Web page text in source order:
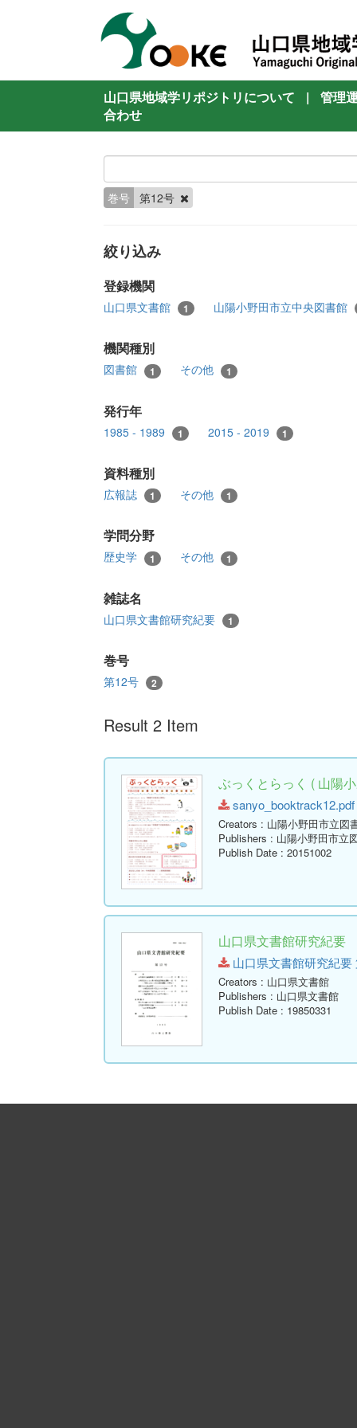
山口県地域学リポジトリについて |
管理
合わせ
巻号 第12号
絞り込み
登録機関
山口県文書館 1 山陽小野田市立中央図書館
機関種別
図書館 1 その他 1
発行年
1985 - 1989 1 2015 - 2019 1
資料種別
広報誌 1 その他 1
学問分野
歴史学 1 その他 1
雑誌名
山口県文書館研究紀要 1
巻号
第12号 2
Result 2 Item
ぶっくとらっく ( 山陽
Creators : 山陽小野田市立図
Publishers : 山陽小野田市立
Publish Date : 20151002
山口県文書館研究紀要
山口県文書館研究紀要
Creators : 山口県文書館
Publishers : 山口県文書館
Publish Date : 19850331